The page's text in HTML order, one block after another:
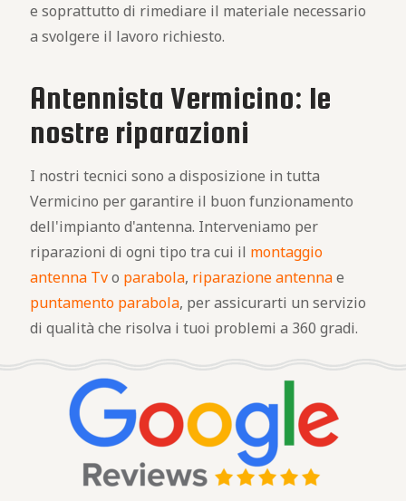
e soprattutto di rimediare il materiale necessario
a svolgere il lavoro richiesto.
Antennista Vermicino: le
nostre riparazioni
I nostri tecnici sono a disposizione in tutta
Vermicino per garantire il buon funzionamento
dell'impianto d'antenna. Interveniamo per
riparazioni di ogni tipo tra cui il montaggio
antenna Tvo parabola, riparazione antennae
puntamento parabola, per assicurarti un servizio
di qualità che risolva i tuoi problemi a 360 gradi.